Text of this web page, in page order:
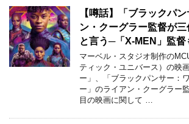
【噂話】「ブラックパ
ン・クーグラー監督が
と言う─「X-MEN」監督
マーベル・スタジオ制作の
ティック・ユニバース）の映
ー」、「ブラックパンサー：
ー」のライアン・クーグラー
目の映画に関して …